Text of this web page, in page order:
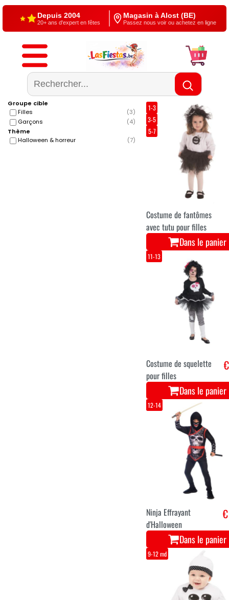
Depuis 2004
20+ ans d'expert en fêtes
Magasin à Alost (BE)
Passez nous voir ou achetez en ligne
À partir de €60 4,5/5 — Google
Groupe cible
Filles
(3)
Garçons
(4)
Thème
Halloween & horreur
(7)
1-3
3-5
5-7
Costume de fantômes
avec tutu pour filles
Dans le panier
11-13
Costume de squelette
pour filles
Dans le panier
12-14
Ninja Effrayant
d'Halloween
Dans le panier
9-12 md